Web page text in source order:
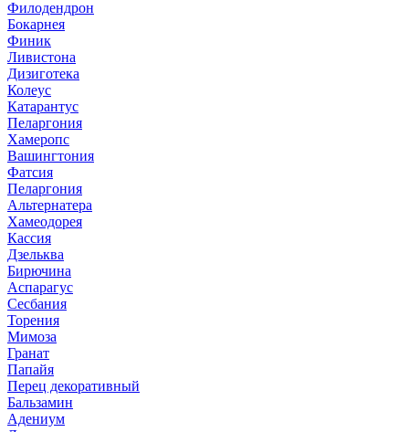
Филодендрон
Бокарнея
Финик
Ливистона
Дизиготека
Колеус
Катарантус
Пеларгония
Хамеропс
Вашингтония
Фатсия
Пеларгония
Альтернатера
Хамеодорея
Кассия
Дзельква
Бирючина
Аспарагус
Сесбания
Торения
Мимоза
Гранат
Папайя
Перец декоративный
Бальзамин
Адениум